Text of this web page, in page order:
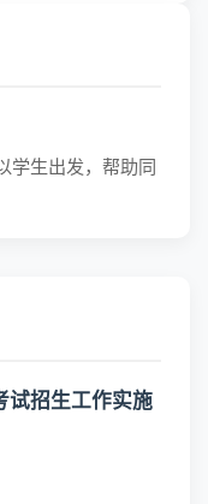
学生出发，帮助同
试招生工作实施